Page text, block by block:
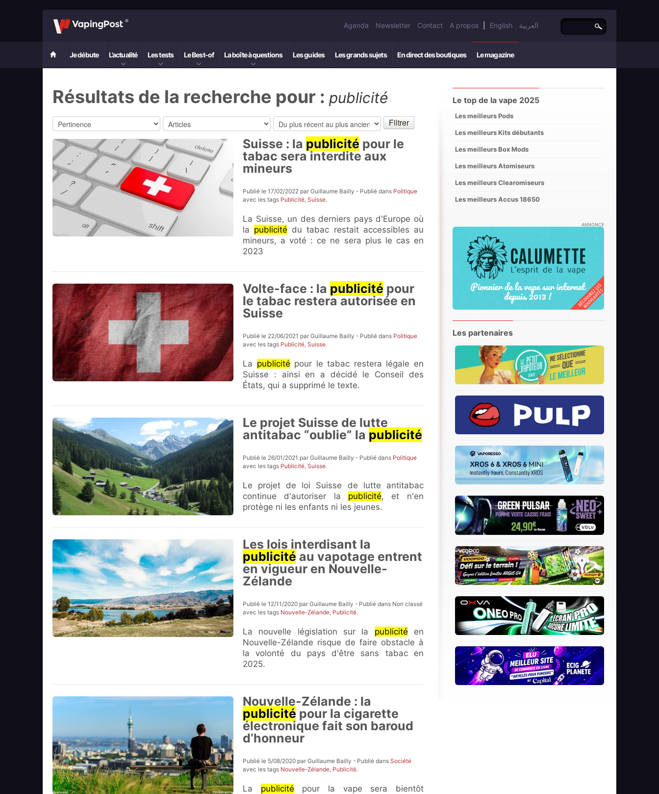
Agenda Newsletter Contact A propos English العربية
Je débute L’actualité Les tests Le Best-of La boîte à questions Les guides Les grands sujets En direct des boutiques Le magazine
Résultats de la recherche pour : publicité
Suisse : la publicité pour le
tabac sera interdite aux
mineurs
Publié le 17/02/2022 par Guillaume Bailly - Publié dans Politique
avec les tags Publicité,Suisse.
La Suisse, un des derniers pays d'Europe où
la publicité du tabac restait accessibles au
mineurs, a voté : ce ne sera plus le cas en
2023
Volte-face : la publicité pour
le tabac restera autorisée en
Suisse
Publié le 22/06/2021 par Guillaume Bailly - Publié dans Politique
avec les tags Publicité,Suisse.
La publicité pour le tabac restera légale en
Suisse : ainsi en a décidé le Conseil des
États, qui a supprimé le texte.
Le projet Suisse de lutte
antitabac “oublie” la publicité
Publié le 26/01/2021 par Guillaume Bailly - Publié dans Politique
avec les tags Publicité,Suisse.
Le projet de loi Suisse de lutte antitabac
continue d'autoriser la publicité, et n'en
protège ni les enfants ni les jeunes.
Les lois interdisant la
publicité au vapotage entrent
en vigueur en Nouvelle-
Zélande
Publié le 12/11/2020 par Guillaume Bailly - Publié dans Non classé
avec les tags Nouvelle-Zélande, Publicité.
La nouvelle législation sur la publicité en
Nouvelle-Zélande risque de faire obstacle à
la volonté du pays d'être sans tabac en
2025.
Nouvelle-Zélande : la
publicité pour la cigarette
électronique fait son baroud
d’honneur
Publié le 5/08/2020 par Guillaume Bailly - Publié dansSociété
avec les tags Nouvelle-Zélande, Publicité.
La publicité pour la vape sera bientôt
Le top de la vape 2025
Les meilleurs Pods
Les meilleurs Kits débutants
Les meilleurs Box Mods
Les meilleurs Atomiseurs
Les meilleurs Clearomiseurs
Les meilleurs Accus 18650
ANNONCE
Les partenaires